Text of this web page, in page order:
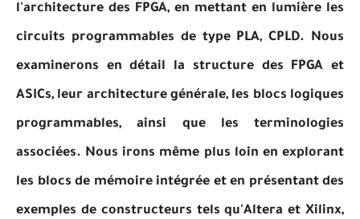
l'architecture des FPGA, en mettant en lumière les
circuits programmables de type PLA, CPLD. Nous
examinerons en détail la structure des FPGA et
ASICs, leur architecture générale, les blocs logiques
programmables, ainsi que les terminologies
associées. Nous irons même plus loin en explorant
les blocs de mémoire intégrée et en présentant des
exemples de constructeurs tels qu'Altera et Xilinx,